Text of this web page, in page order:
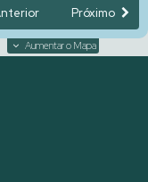
Aumentar o Mapa
Próximo